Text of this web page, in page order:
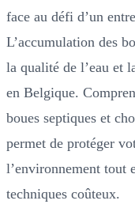
face au défi d’un
L’accumulation des
la qualité de l’eau et
en Belgique.
boues septiques et
permet de protéger
l’environnement tout
techniques coûteux.